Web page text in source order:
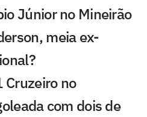
Júnior no Mineirão
meia ex-
no
com dois de